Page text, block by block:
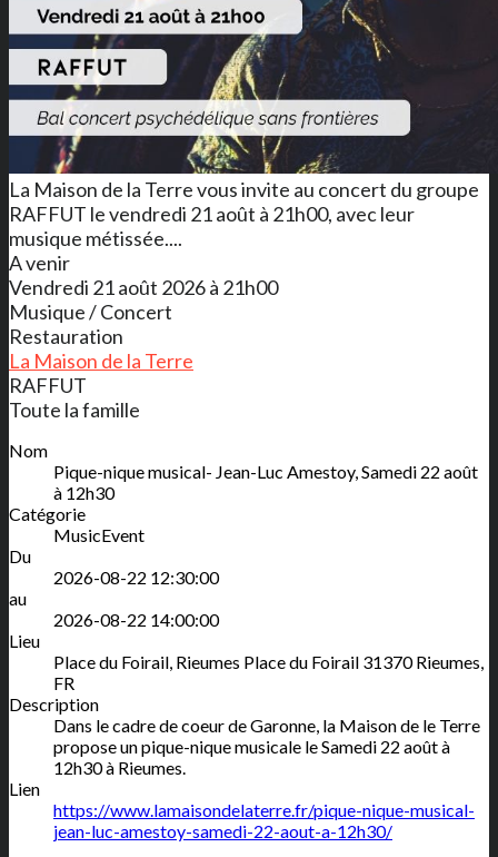
La Maison de la Terre vous invite au concert du groupe
RAFFUT le vendredi 21 août à 21h00, avec leur
musique métissée....
A venir
Vendredi 21 août 2026 à 21h00
Musique / Concert
Restauration
La Maison de la Terre
RAFFUT
Toute la famille
Nom
Pique-nique musical- Jean-Luc Amestoy, Samedi 22 août
à 12h30
Catégorie
MusicEvent
Du
2026-08-22 12:30:00
au
2026-08-22 14:00:00
Lieu
Place du Foirail, Rieumes Place du Foirail 31370 Rieumes,
FR
Description
Dans le cadre de coeur de Garonne, la Maison de le Terre
propose un pique-nique musicale le Samedi 22 août à
12h30 à Rieumes.
Lien
https://www.lamaisondelaterre.fr/pique-nique-musical-
jean-luc-amestoy-samedi-22-aout-a-12h30/